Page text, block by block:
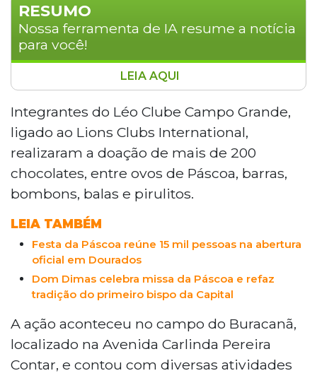
RESUMO
Nossa ferramenta de IA resume a notícia
para você!
Integrantes do Leo Clube realizaram uma
ação solidária no bairro Jardim Veraneio,
em Campo Grande, com a doação de
mais de 200 chocolates para crianças da
comunidade neste domingo de Páscoa. O
evento contou com atividades recreativas
e gincanas no campo do Buracanã. Para
uma campanha de troca de tatuagens
por doações, além de firmar parcerias
com supermercados. O projeto visa
reforçar o papel social da entidade e levar
lazer às famílias locais.
LEIA AQUI
Integrantes do Léo Clube Campo Grande,
ligado ao Lions Clubs International,
realizaram a doação de mais de 200
chocolates, entre ovos de Páscoa, barras,
bombons, balas e pirulitos.
LEIA TAMBÉM
Festa da Páscoa reúne 15 mil pessoas na abertura
oficial em Dourados
Dom Dimas celebra missa da Páscoa e refaz
tradição do primeiro bispo da Capital
A ação aconteceu no campo do Buracanã,
localizado na Avenida Carlinda Pereira
Contar, e contou com diversas atividades